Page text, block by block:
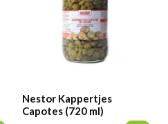
Nestor Kappertjes
Capotes (720 ml)